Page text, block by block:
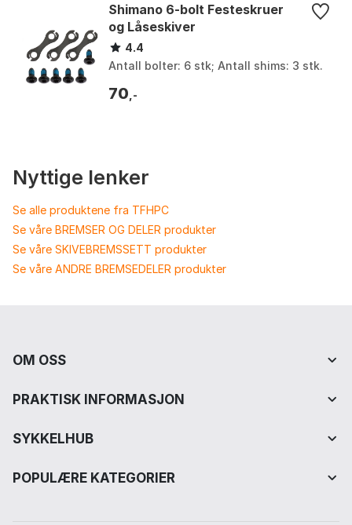
Shimano 6-bolt Festeskruer
og Låseskiver
4.4
Antall bolter: 6 stk; Antall shims: 3 stk.
70 ,-
Nyttige lenker
Se alle produktene fra TFHPC
Se våre BREMSER OG DELER produkter
Se våre SKIVEBREMSSETT produkter
Se våre ANDRE BREMSEDELER produkter
OM OSS
PRAKTISK INFORMASJON
SYKKELHUB
POPULÆRE KATEGORIER